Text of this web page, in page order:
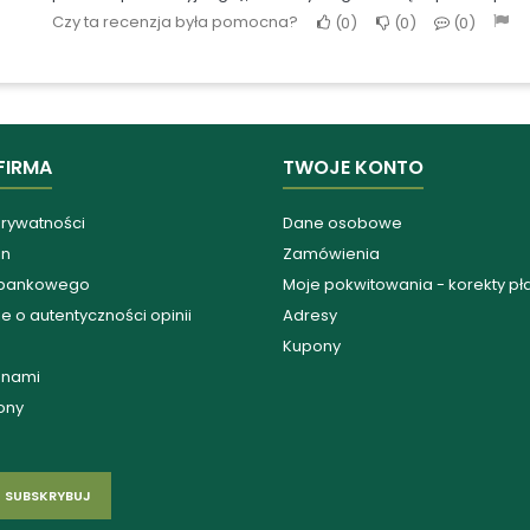
Czy ta recenzja była pomocna?
0 0 0
o autentyczności opinii
TWOJE KONTO
Dane osobowe
Zamówienia
Moje pokwitowania - korekty
Adresy
Kupony